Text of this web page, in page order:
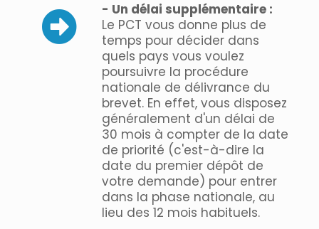
- Un délai supplémentaire :
Le PCT vous donne plus de
temps pour décider dans
quels pays vous voulez
poursuivre la procédure
nationale de délivrance du
brevet. En effet, vous disposez
généralement d'un délai de
30 mois à compter de la date
de priorité (c'est-à-dire la
date du premier dépôt de
votre demande) pour entrer
dans la phase nationale, au
lieu des 12 mois habituels.